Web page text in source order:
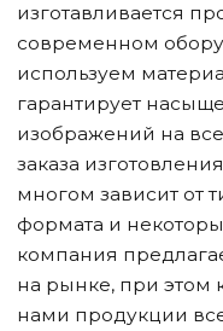
изготавливается
современном
используем
гарантирует
изображений на
заказа
многом зависит от
формата и
компания
на рынке, при этом
нами продукции